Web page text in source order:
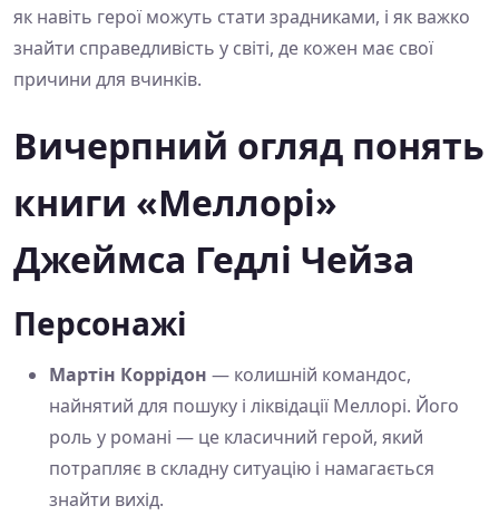
як навіть герої можуть стати зрадниками, і як важко
знайти справедливість у світі, де кожен має свої
причини для вчинків.
Вичерпний огляд понять
книги «Меллорі»
Джеймса Гедлі Чейза
Персонажі
Мартін Коррідон — колишній командос,
найнятий для пошуку і ліквідації Меллорі. Його
роль у романі — це класичний герой, який
потрапляє в складну ситуацію і намагається
знайти вихід.